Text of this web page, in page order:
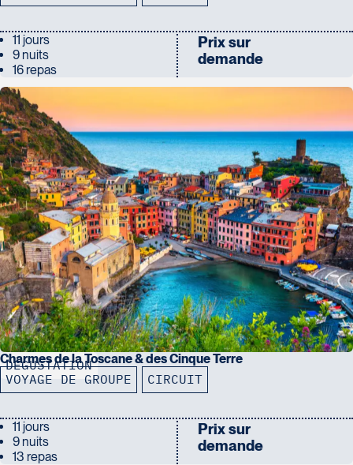
11 jours
9 nuits
16 repas
Prix sur
demande
DÉGUSTATION
Charmes de la Toscane & des Cinque Terre
VOYAGE DE GROUPE CIRCUIT
11 jours
9 nuits
13 repas
Prix sur
demande